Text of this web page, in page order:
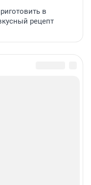
в
рецепт